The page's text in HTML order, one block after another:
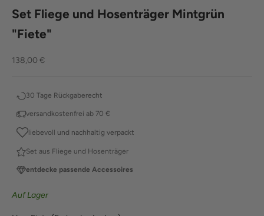
Set Fliege und Hosenträger Mintgrün
"Fiete"
Angebot
138,00 €
30 Tage Rückgaberecht
versandkostenfrei ab 70 €
liebevoll und nachhaltig verpackt
Set aus Fliege und Hosenträger
entdecke passende Accessoires
Auf Lager